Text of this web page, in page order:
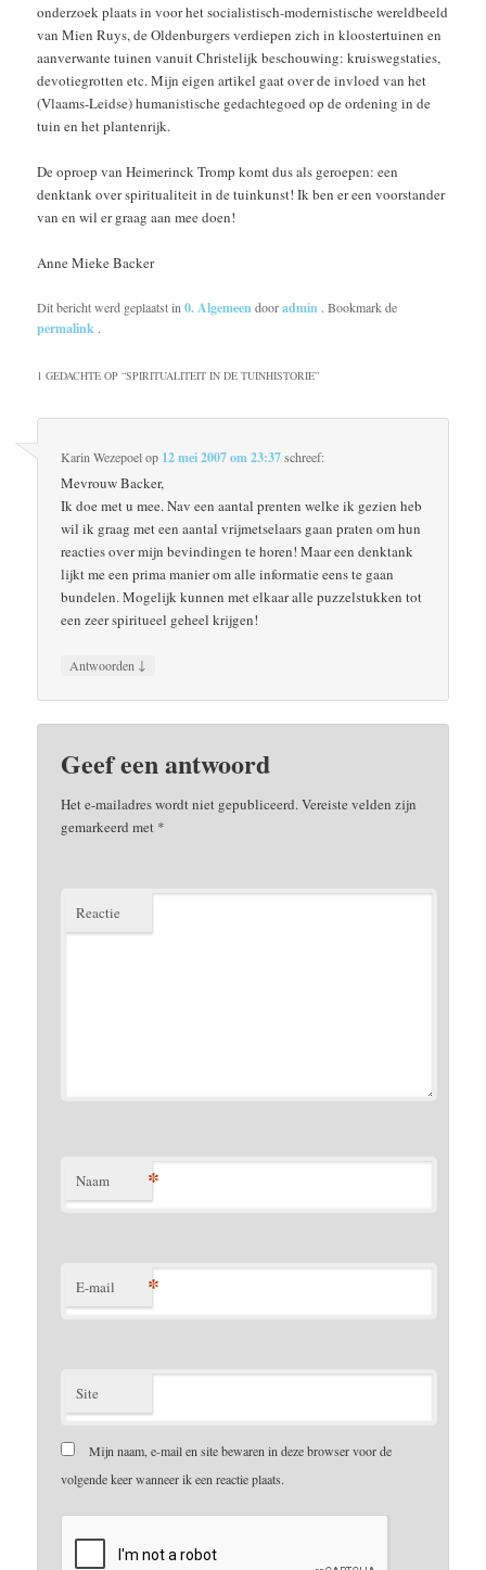
onderzoek plaats in voor het socialistisch-modernistische wereldbeeld
van Mien Ruys, de Oldenburgers verdiepen zich in kloostertuinen en
aanverwante tuinen vanuit Christelijk beschouwing: kruiswegstaties,
devotiegrotten etc. Mijn eigen artikel gaat over de invloed van het
(Vlaams-Leidse) humanistische gedachtegoed op de ordening in de
tuin en het plantenrijk.
De oproep van Heimerinck Tromp komt dus als geroepen: een
denktank over spiritualiteit in de tuinkunst! Ik ben er een voorstander
van en wil er graag aan mee doen!
Anne Mieke Backer
Dit bericht werd geplaatst in0. Algemeen dooradmin . Bookmark de
permalink .
1 GEDACHTE OP “SPIRITUALITEIT IN DE TUINHISTORIE”
Karin Wezepoelop 12 mei 2007 om 23:37schreef:
Mevrouw Backer,
Ik doe met u mee. Nav een aantal prenten welke ik gezien heb
wil ik graag met een aantal vrijmetselaars gaan praten om hun
reacties over mijn bevindingen te horen! Maar een denktank
lijkt me een prima manier om alle informatie eens te gaan
bundelen. Mogelijk kunnen met elkaar alle puzzelstukken tot
een zeer spiritueel geheel krijgen!
Antwoorden ↓
Geef een antwoord
Het e-mailadres wordt niet gepubliceerd.Vereiste velden zijn
gemarkeerd met *
Reactie
Naam *
E-mail *
Site
Mijn naam, e-mail en site bewaren in deze browser voor de
volgende keer wanneer ik een reactie plaats.